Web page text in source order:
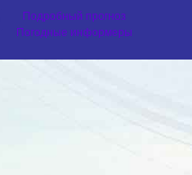
Подробный прогноз
Погодные информеры